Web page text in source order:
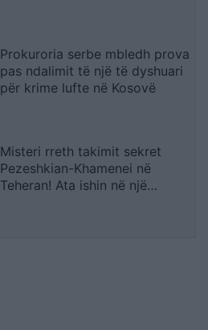
Prokuroria serbe mbledh prova
pas ndalimit të një të dyshuari
për krime lufte në Kosovë
Misteri rreth takimit sekret
Pezeshkian-Khamenei në
Teheran! Ata ishin në një